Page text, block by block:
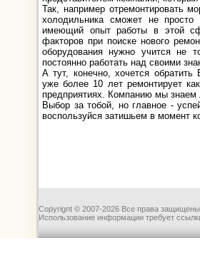
Так, например отремонтировать
холодильника сможет не
имеющий опыт работы в этой
факторов при поиске нового
оборудования нужно учится не
постоянно работать над своими
А тут, конечно, хочется
уже более 10 лет ремонтирует
предприятиях. Компанию мы
Выбор за тобой, но главное -
воспользуйся затишьем в момент
Copyrignt © 2007-2026 Все права
Использование информации требует